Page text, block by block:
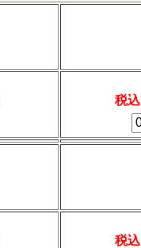
税
税